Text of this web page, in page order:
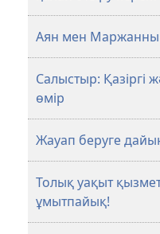
Аян мен
Салыстыр: Қазіргі
өмір
Жауап беруге
Толық уақыт
ұмытпайық!